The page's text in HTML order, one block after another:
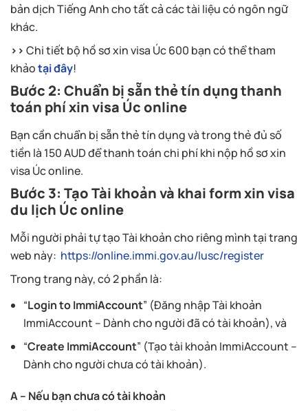
bản dịch Tiếng Anh cho tất cả các tài liệu có ngôn ngữ
khác.
>> Chi tiết bộ hồ sơ xin visa Úc 600 bạn có thể tham
khảotại đây!
Bước 2: Chuẩn bị sẵn thẻ tín dụng thanh
toán phí xin visa Úc online
Bạn cần chuẩn bị sẵn thẻ tín dụng và trong thẻ đủ số
tiền là 150 AUD để thanh toán chi phí khi nộp hồ sơ xin
visa Úc online.
Bước 3: Tạo Tài khoản và khai form xin visa
du lịch Úc online
Mỗi người phải tự tạo Tài khoản cho riêng mình tại trang
web này: https://online.immi.gov.au/lusc/register
Trong trang này, có 2 phần là:
“Login to ImmiAccount” (Đăng nhập Tài khoản
ImmiAccount – Dành cho người đã có tài khoản), và
“Create ImmiAccount” (Tạo tài khoản ImmiAccount –
Dành cho người chưa có tài khoản).
A – Nếu bạn chưa có tài khoản